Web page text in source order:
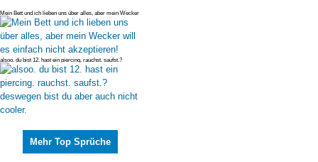
Mein Bett und ich lieben uns über alles, aber mein Wecker
will es einfac
alsoo. du bist 12. hast ein piercing. rauchst. saufst.?
deswegen bist du
Mehr Top Sprüche